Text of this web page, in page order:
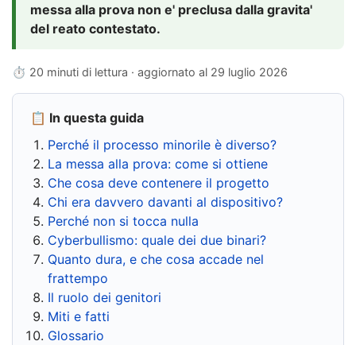
messa alla prova non e' preclusa dalla gravita'
del reato contestato.
⏱ 20 minuti di lettura · aggiornato al 29 luglio 2026
📋 In questa guida
Perché il processo minorile è diverso?
La messa alla prova: come si ottiene
Che cosa deve contenere il progetto
Chi era davvero davanti al dispositivo?
Perché non si tocca nulla
Cyberbullismo: quale dei due binari?
Quanto dura, e che cosa accade nel
frattempo
Il ruolo dei genitori
Miti e fatti
Glossario